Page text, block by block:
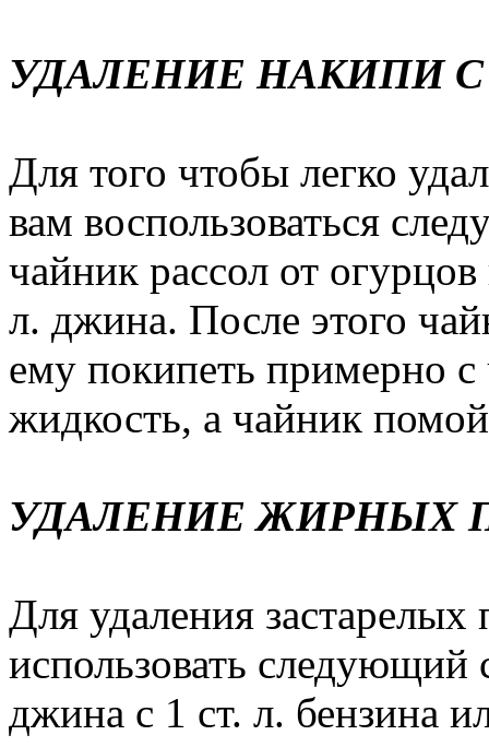
УДАЛЕНИЕ НАКИПИ
Для того чтобы легко
вам воспользоваться
чайник рассол от
л. джина. После этого
ему покипеть примерно
жидкость, а чайник
УДАЛЕНИЕ ЖИРНЫХ
Для удаления
использовать следующий
джина с 1 ст. л. бензина